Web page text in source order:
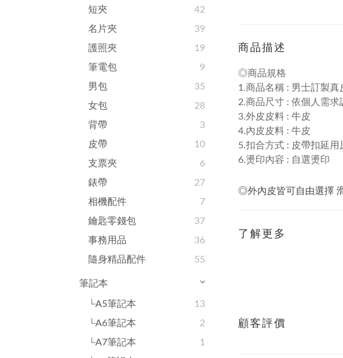
短夾
42
名片夾
39
護照夾
19
筆電包
9
男包
35
女包
28
背帶
3
皮帶
10
支票夾
6
錶帶
27
相機配件
7
鑰匙零錢包
37
事務用品
36
隨身精品配件
55
筆記本
└A5筆記本
13
└A6筆記本
2
└A7筆記本
1
商品描述
◎商品規格
1.商品名稱 : 男士訂製真
2.商品尺寸 : 依個人需求
3.外皮皮料 : 牛皮
4.內皮皮料 : 牛皮
5.扣合方式 : 皮帶扣延用
6.燙印內容 : 自選燙印
◎外內皮皆可自由選擇
了解更多
顧客評價